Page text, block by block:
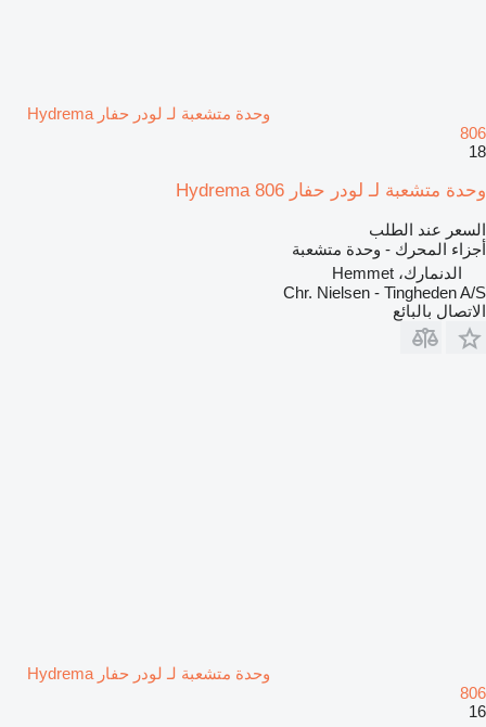
وحدة متشعبة لـ لودر حفار Hydrema
806
18
وحدة متشعبة لـ لودر حفار Hydrema 806
السعر عند الطلب
أجزاء المحرك - وحدة متشعبة
الدنمارك، Hemmet
Chr. Nielsen - Tingheden A/S
الاتصال بالبائع
وحدة متشعبة لـ لودر حفار Hydrema
806
16